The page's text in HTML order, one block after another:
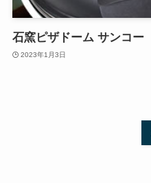
石窯ピザドーム サンコー
2023年1月3日